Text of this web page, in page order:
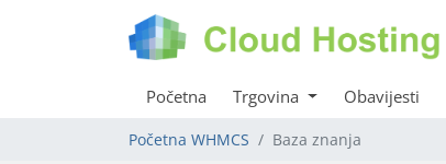
Početna Trgovina Obavijesti
Početna WHMCS Baza znanja